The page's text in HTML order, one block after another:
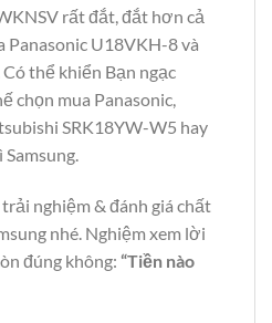
rất đắt, đắt hơn cả
Panasonic U18VKH-8 và
thể khiển Bạn ngạc
chọn mua Panasonic,
SRK18YW-W5 hay
Samsung.
nghiệm & đánh giá chất
nhé. Nghiệm xem lời
đúng không: “Tiền nào